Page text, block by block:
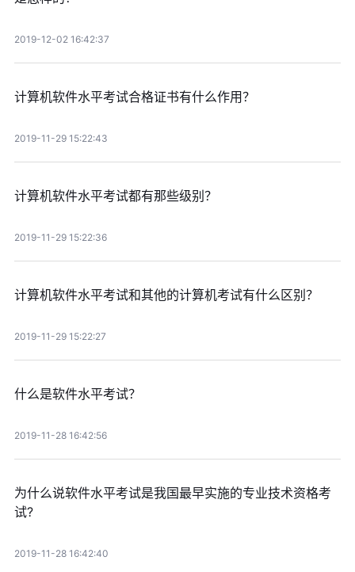
2019-12-02 16:42:37
计算机软件水平考试合格证书有什么作用？
2019-11-29 15:22:43
计算机软件水平考试都有那些级别？
2019-11-29 15:22:36
计算机软件水平考试和其他的计算机考试有什么区别？
2019-11-29 15:22:27
什么是软件水平考试？
2019-11-28 16:42:56
为什么说软件水平考试是我国最早实施的专业技术资格考
试?
2019-11-28 16:42:40